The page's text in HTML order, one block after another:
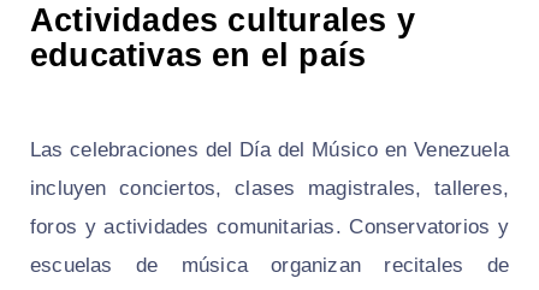
Actividades culturales y
educativas en el país
Las celebraciones del Día del Músico en Venezuela
incluyen conciertos, clases magistrales, talleres,
foros y actividades comunitarias. Conservatorios y
escuelas de música organizan recitales de